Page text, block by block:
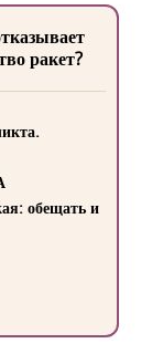
ракет?
обещать и